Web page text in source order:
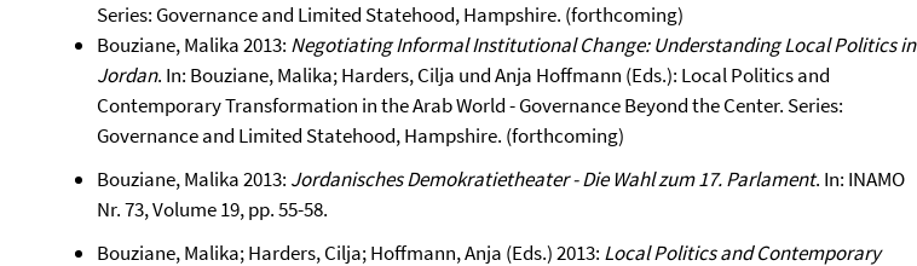
Series: Governance and Limited Statehood, Hampshire. (forthcoming)
Bouziane, Malika 2013: Negotiating Informal Institutional Change: Understanding Local Politics in
Jordan. In: Bouziane, Malika; Harders, Cilja und Anja Hoffmann (Eds.): Local Politics and
Contemporary Transformation in the Arab World - Governance Beyond the Center. Series:
Governance and Limited Statehood, Hampshire. (forthcoming)
Bouziane, Malika 2013: Jordanisches Demokratietheater - Die Wahl zum 17. Parlament. In: INAMO
Nr. 73, Volume 19, pp. 55-58.
Bouziane, Malika; Harders, Cilja; Hoffmann, Anja (Eds.) 2013: Local Politics and Contemporary